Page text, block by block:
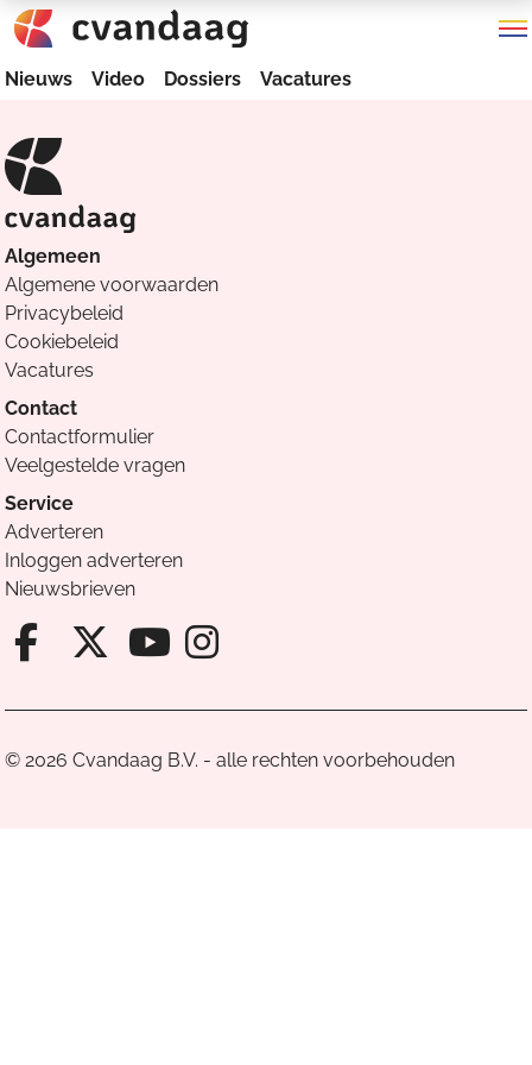
Nieuws Video Dossiers Vacatures
Algemeen
Algemene voorwaarden
Privacybeleid
Cookiebeleid
Vacatures
Contact
Contactformulier
Veelgestelde vragen
Service
Adverteren
Inloggen adverteren
Nieuwsbrieven
Facebook van Cvandaag
X van Cvandaag
Instagram van
© 2026 Cvandaag B.V. - alle rechten voorbehouden